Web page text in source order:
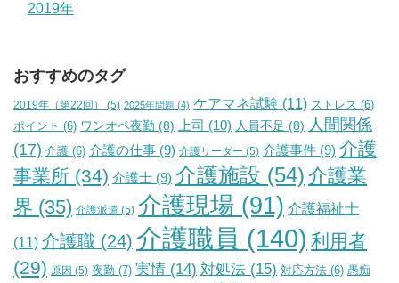
2019年
おすすめのタグ
2019年（第22回） (5) 2025年問題 (4) ケアマネ試験 (11) ストレス (6)
ポイント (6) ワンオペ夜勤 (8) 上司 (10) 人員不足 (8) 人間関係
(17) 介護 (6) 介護の仕事 (9) 介護リーダー (5) 介護事件 (9) 介護
事業所 (34) 介護士 (9) 介護施設 (54) 介護業
界 (35) 介護派遣 (5) 介護現場 (91) 介護福祉士
(11) 介護職 (24) 介護職員 (140) 利用者
(29) 原因 (5) 夜勤 (7) 実情 (14) 対処法 (15) 対応方法 (6) 愚痴